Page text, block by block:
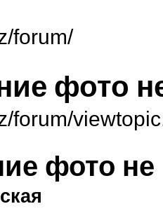
forum/
фото
forum/
фото не